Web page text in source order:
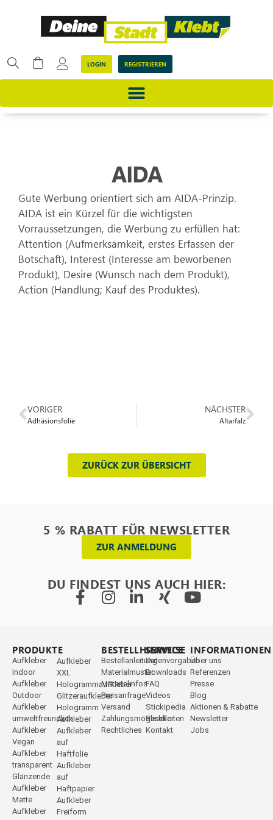
LOGIN REGISTRIEREN
AIDA
Gute Werbung orientiert sich am AIDA-Prinzip.
AIDA ist ein Kürzel für die wichtigsten
Vorraussetzungen, die Werbung zu erfüllen hat:
Attention (Aufmerksamkeit, erstes Erfassen der
Botschaft), Interest (Interesse am beworbenen
Produkt), Desire (Wunsch nach dem Produkt),
Action (Handlung; Kauf des Produktes).
VORIGER
Adhäsionsfolie
NÄCHSTER
Altarfalz
ZURÜCK ZUR ÜBERSICHT
5 % RABATT FÜR NEWSLETTER
ZUR ANMELDUNG
DU FINDEST UNS AUCH HIER:
PRODUKTE
Aufkleber
Indoor
Aufkleber
Outdoor
Aufkleber
umweltfreundlich
Aufkleber
Vegan
Aufkleber
transparent
Glänzende
Aufkleber
Matte
Aufkleber
_
Aufkleber
XXL
Hologrammaufkleber
Glitzeraufkleber
Hologramm
Aufkleber
Aufkleber
auf
Haftfolie
Aufkleber
auf
Haftpapier
Aufkleber
Freiform
BESTELLHINWEISE
Bestellanleitung
Materialmuster
Materialinfos
Preisanfrage
Versand
Zahlungsmöglichkeiten
Rechtliches
SERVICE
Datenvorgaben
Downloads
FAQ
Videos
Stickipedia
Reseller
Kontakt
INFORMATIONEN
Über uns
Referenzen
Presse
Blog
Aktionen & Rabatte
Newsletter
Jobs